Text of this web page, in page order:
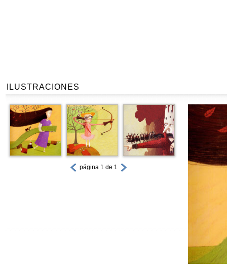
ILUSTRACIONES
página 1 de 1